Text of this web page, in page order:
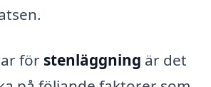
för stenläggning är det